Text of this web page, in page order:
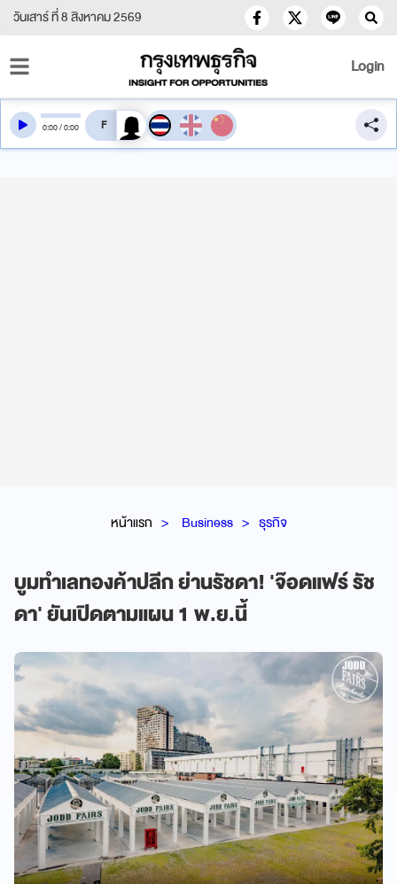
วันเสาร์ ที่ 8 สิงหาคม 2569
Login
หน้าแรก Business ธุรกิจ
บูมทำเลทองค้าปลีก ย่านรัชดา! 'จ๊อดแฟร์ รัช
ดา' ยันเปิดตามแผน 1 พ.ย.นี้
0:00/0:00 สลับเสียงอ่าน